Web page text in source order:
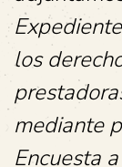
los
mediante
Encuesta